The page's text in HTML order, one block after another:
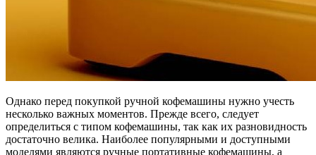
Однако перед покупкой ручной кофемашины нужно учесть
несколько важных моментов. Прежде всего, следует
определиться с типом кофемашины, так как их разновидность
достаточно велика. Наиболее популярными и доступными
моделями являются ручные портативные кофемашины, а